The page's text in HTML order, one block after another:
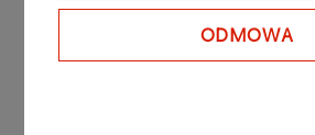
ODMOWA
Porównanie wynagrodzenia
S.A. z wybranymi spółkami
podstawie danych za 2024 rok